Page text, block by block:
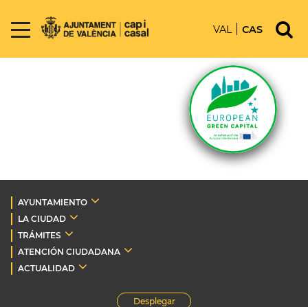
VAL CAS
AYUNTAMIENTO
LA CIUDAD
TRÁMITES
ATENCIÓN CIUDADANA
ACTUALIDAD
Desplegar